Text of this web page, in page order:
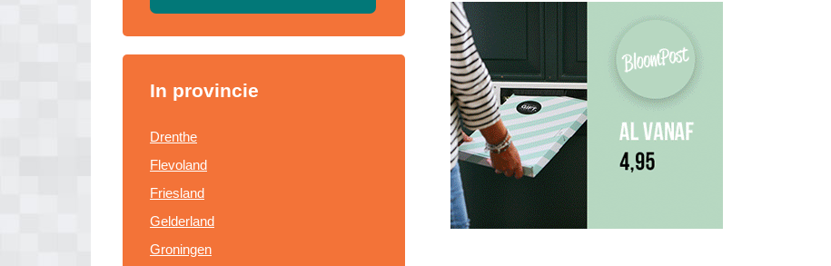
In provincie
Drenthe
Flevoland
Friesland
Gelderland
Groningen